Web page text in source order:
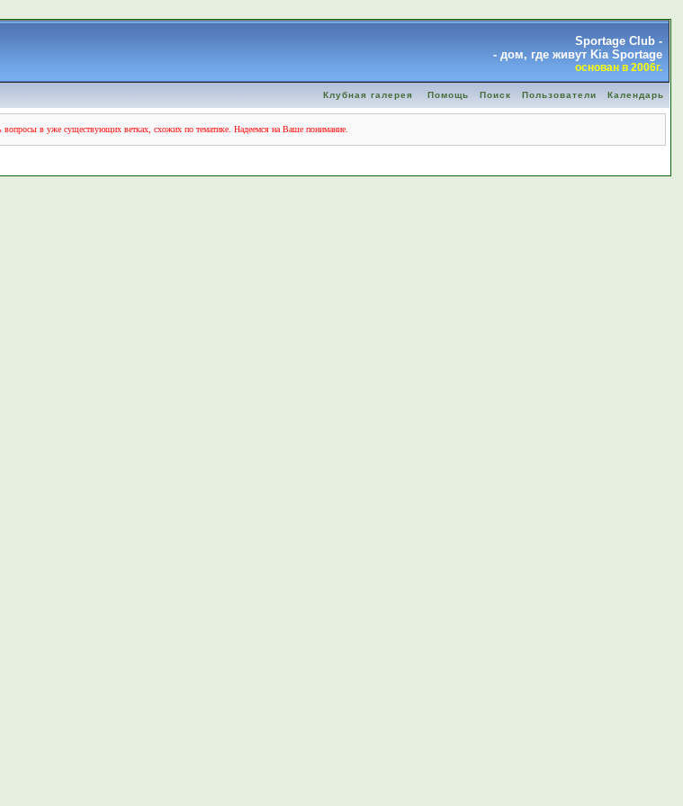
Sportage Club -
- дом, где живут Kia Sportage
основан в 2006г.
Клубная галерея Помощь Поиск Пользователи Календарь
в уже существующих ветках, схожих по тематике. Надеемся на Ваше понимание.